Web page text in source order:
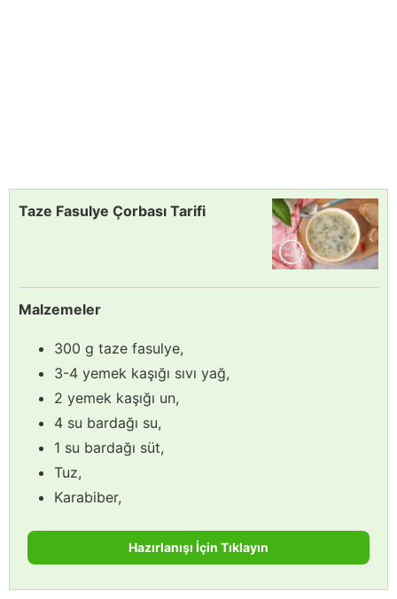
Taze Fasulye Çorbası Tarifi
Malzemeler
300 g taze fasulye,
3-4 yemek kaşığı sıvı yağ,
2 yemek kaşığı un,
4 su bardağı su,
1 su bardağı süt,
Tuz,
Karabiber,
Hazırlanışı İçin Tıklayın